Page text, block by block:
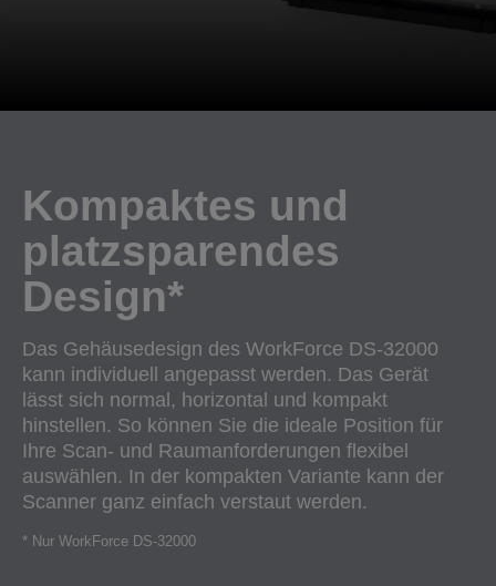
Kompaktes und
platzsparendes
Design*
Das Gehäusedesign des WorkForce DS-32000
kann individuell angepasst werden. Das Gerät
lässt sich normal, horizontal und kompakt
hinstellen. So können Sie die ideale Position für
Ihre Scan- und Raumanforderungen flexibel
auswählen. In der kompakten Variante kann der
Scanner ganz einfach verstaut werden.
* Nur WorkForce DS-32000